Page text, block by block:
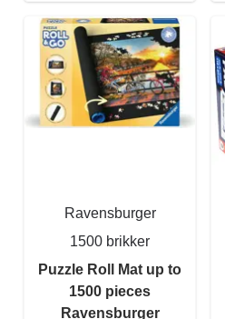
Ravensburger
1500 brikker
Puzzle Roll Mat up to
1500 pieces
Ravensburger